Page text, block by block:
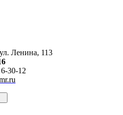
Ленина, 113
30-12